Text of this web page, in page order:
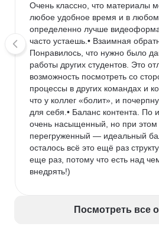
Очень классно, что материалы
любое удобное время и в
определенно лучше
часто устаешь.• Взаимная
Понравилось, что нужно было
работы других студентов. Это
возможность посмотреть со
процессы в других командах и
что у коллег «болит», и
для себя.• Баланс контента. По
очень насыщенный, но при
перегруженный — идеальный
осталось всё это ещё раз
еще раз, потому что есть над
внедрять!)
Посмотреть все